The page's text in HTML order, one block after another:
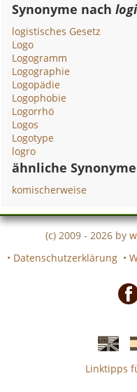
Synonyme nach
logistisches Gesetz
Logo
Logogramm
Logographie
Logopädie
Logophobie
Logorrhö
Logos
Logotype
logro
ähnliche Synonyme
komischerweise
(c) 2009 - 2026 by
• Datenschutzerklärung •
Linktipps